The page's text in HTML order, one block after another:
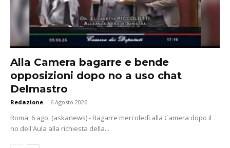
Alla Camera bagarre e bende
opposizioni dopo no a uso chat
Delmastro
Redazione - 6 Agosto 2026
Roma, 6 ago. (askanews) - Bagarre mercoledì alla Camera dopo il
no dell'Aula alla richiesta della...